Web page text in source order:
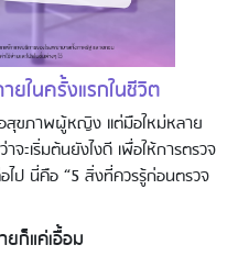
ในครั้งแรกในชีวิต
อสุขภาพผู้หญิง แต่มือใหม่หลาย
ะเริ่มต้นยังไงดี เพื่อให้การตรวจ
ไป นี่คือ “5 สิ่งที่ควรรู้ก่อนตรวจ
ยก็แค่เอื้อม